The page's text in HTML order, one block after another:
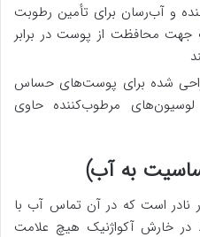
و آب‌رسان برای تأمین رطوبت
محافظت از پوست در برابر
شده برای پوست‌های حساس
مرطوب‌کننده حاوی
نادر است که در آن تماس آب با
خارش آکواژنیک هیچ علامت